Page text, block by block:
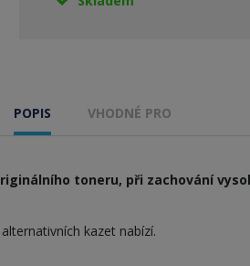
POPIS VHODNÉ PRO
toneru, při zachování
kazet nabízí.